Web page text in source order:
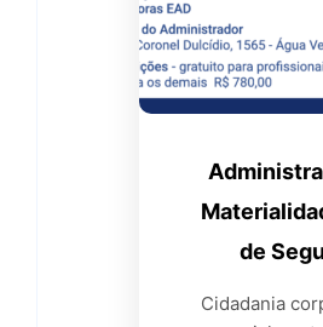
de
Cidadania